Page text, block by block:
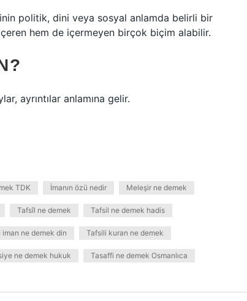
politik, dini veya sosyal anlamda belirli bir
hem de içermeyen birçok biçim alabilir.
ayrıntılar anlamına gelir.
TDK İmanın özü nedir Meleşir ne demek
Tafsîl ne demek Tafsil ne demek hadis
iman ne demek din Tafsili kuran ne demek
ne demek hukuk Tasaffi ne demek Osmanlıca